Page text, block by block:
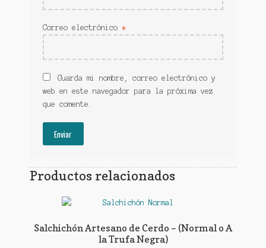
Correo electrónico *
Guarda mi nombre, correo electrónico y
web en este navegador para la próxima vez
que comente.
Productos relacionados
Salchichón Artesano de Cerdo – (Normal o A
la Trufa Negra)